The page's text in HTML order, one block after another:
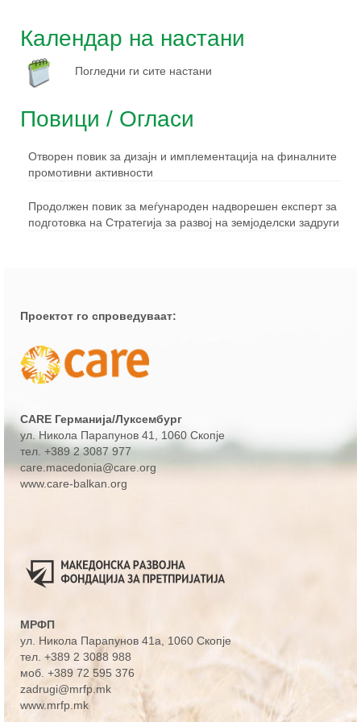
Задружни принципи
Корисни линкови
Зошто ЗЗ?
Настани
Заедно е подобро!
организацијата
од задругарство
За спроведувачите
За тимот
ЧПП
Календар на настани
Погледни ги сите настани
Повици / Огласи
Отворен повик за дизајн и имплементација на финалните
промотивни активности
Продолжен повик за меѓународен надворешен експерт за
подготовка на Стратегија за развој на земјоделски задруги
Проектот го спроведуваат:
CARE Германија/Луксембург
ул. Никола Парапунов 41
, 1060 Скопје
тел. +389 2 3087 977
care.macedonia@care.org
www.care-balkan.org
МРФП
ул. Никола Парапунов 41а , 1060 Скопје
тел. +389 2 3088 988
моб. +389 72 595 376
zadrugi@mrfp.mk
www.mrfp.mk